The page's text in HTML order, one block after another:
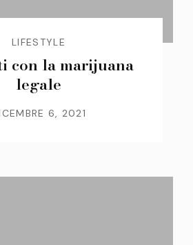
LIFESTYLE
con la marijuana
legale
6, 2021